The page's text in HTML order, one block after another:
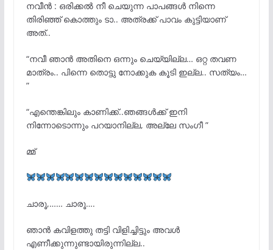
നവീൻ : ഒരിക്കൽ നീ ചെയുന്ന പാപങ്ങൾ നിന്നെ
തിരിഞ്ഞ് കൊത്തും ടാ.. അത്രക്ക് പാവം കുട്ടിയാണ്
അത്..
“നവീ ഞാൻ അതിനെ ഒന്നും ചെയ്യില്ല… ഒറ്റ തവണ
മാത്രം.. പിന്നെ തൊട്ടു നോക്കുക കൂടി ഇല്ല.. സത്യം…
”
“എന്തെങ്കിലും കാണിക്ക്..ഞങ്ങൾക്ക് ഇനി
നിന്നോടൊന്നും പറയാനില്ല, അല്ലേ സംഗീ ”
മ്മ്
ചാരൂ,…… ചാരൂ….
ഞാൻ കവിളത്തു തട്ടി വിളിച്ചിട്ടും അവൾ
എണീക്കുന്നുണ്ടായിരുന്നില്ല..